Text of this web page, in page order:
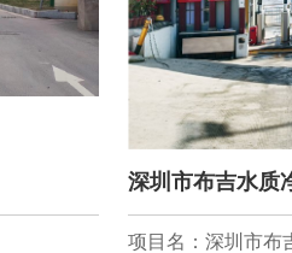
深圳市布吉水质
项目名：深圳市布